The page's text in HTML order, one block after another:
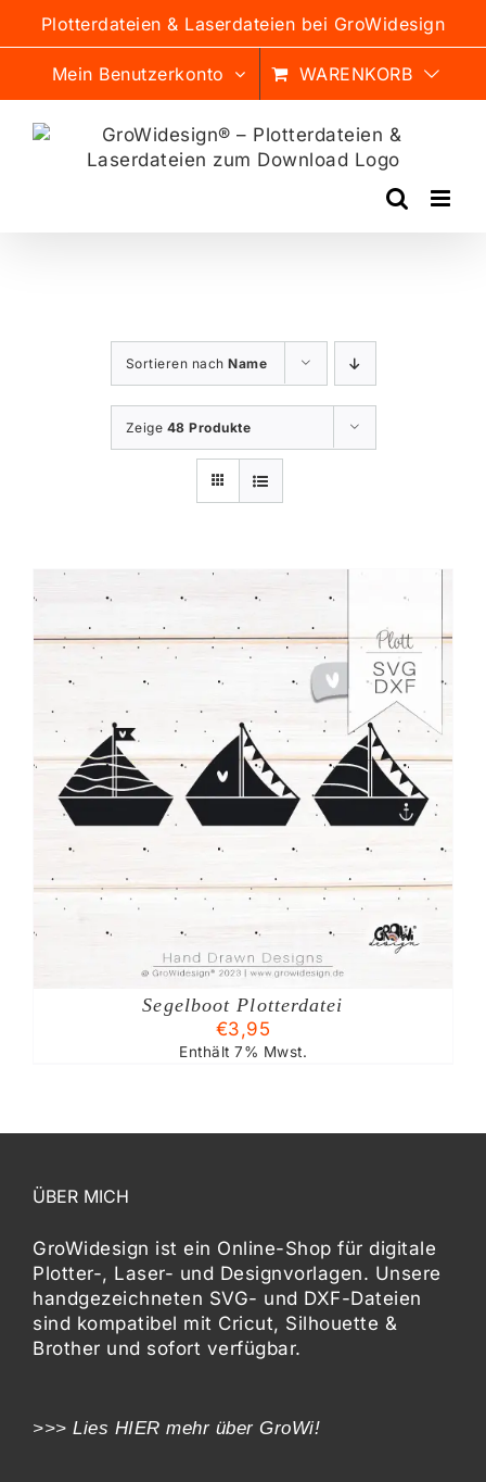
Inhalt
Plotterdateien & Laserdateien bei GroWidesign
Mein Benutzerkonto WARENKORB
Sortieren nach Name
Zeige 48 Produkte
Segelboot Plotterdatei
€3,95
Enthält 7% Mwst.
ÜBER MICH
GroWidesign ist ein Online-Shop für digitale
Plotter-, Laser- und Designvorlagen. Unsere
handgezeichneten SVG- und DXF-Dateien
sind kompatibel mit Cricut, Silhouette &
Brother und sofort verfügbar.
>>> Lies HIER mehr über GroWi!